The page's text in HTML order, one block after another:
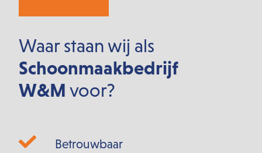
Waar staan wij als
Schoonmaakbedrijf
W&M voor?
Betrouwbaar